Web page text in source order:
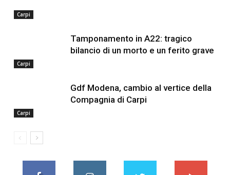
Carpi
Carpi
Tamponamento in A22: tragico
bilancio di un morto e un ferito grave
Carpi
Gdf Modena, cambio al vertice della
Compagnia di Carpi